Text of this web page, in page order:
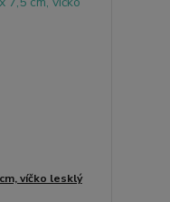
víčko lesklý